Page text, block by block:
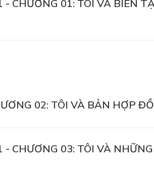
- CHƯƠNG 01: TÔI VÀ BIÊN
02: TÔI VÀ BẢN HỢP
- CHƯƠNG 03: TÔI VÀ